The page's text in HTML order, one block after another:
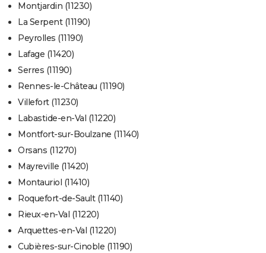
Montjardin (11230)
La Serpent (11190)
Peyrolles (11190)
Lafage (11420)
Serres (11190)
Rennes-le-Château (11190)
Villefort (11230)
Labastide-en-Val (11220)
Montfort-sur-Boulzane (11140)
Orsans (11270)
Mayreville (11420)
Montauriol (11410)
Roquefort-de-Sault (11140)
Rieux-en-Val (11220)
Arquettes-en-Val (11220)
Cubières-sur-Cinoble (11190)